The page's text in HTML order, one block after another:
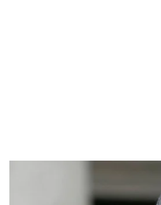
Суд присяжних у Нью—Йорку